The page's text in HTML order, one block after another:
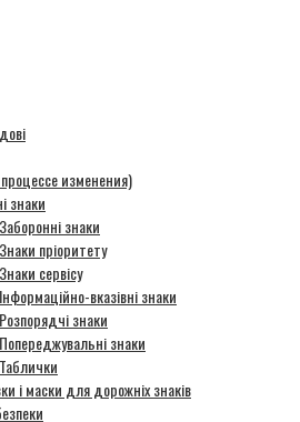
изменения)
знаки
Заборонні знаки
Знаки пріоритету
Знаки сервісу
Інформаційно-вказівні знаки
Розпорядчі знаки
Попереджувальні знаки
Таблички
і маски для дорожніх знаків